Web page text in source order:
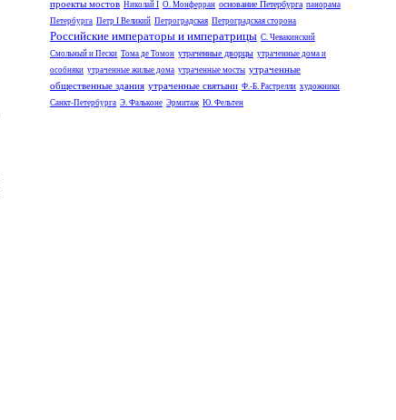
проекты мостов Николай I О. Монферран основание Петербурга панорама
Петербурга Петр I Великий Петроградская Петроградская сторона
Российские императоры и императрицы С. Чевакинский
Смольный и Пески Тома де Томон утраченные дворцы утраченные дома и
особняки утраченные жилые дома утраченные мосты утраченные
общественные здания утраченные святыни Ф.-Б. Растрелли художники
Санкт-Петербурга Э. Фальконе Эрмитаж Ю. Фельтен